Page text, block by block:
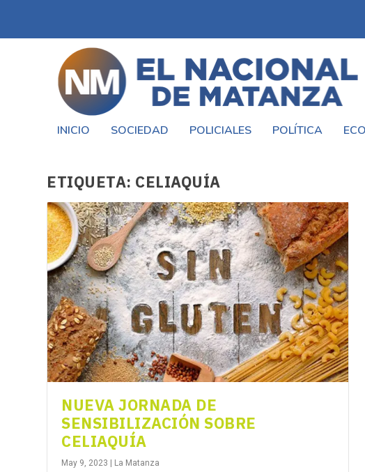
INICIO SOCIEDAD POLICIALES POLÍTICA
ETIQUETA: CELIAQUÍA
NUEVA JORNADA DE
SENSIBILIZACIÓN SOBRE
CELIAQUÍA
May 9, 2023 La Matanza